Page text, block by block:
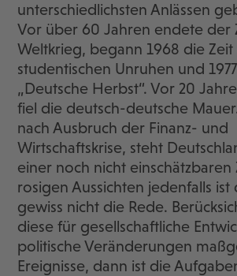
unterschiedlichsten Anlässen
Vor über 60 Jahren endete der
Weltkrieg, begann 1968 die
studentischen Unruhen und
„Deutsche Herbst“. Vor 20
fiel die deutsch-deutsche
nach Ausbruch der Finanz- und
Wirtschaftskrise, steht
einer noch nicht einschätzbaren
rosigen Aussichten jedenfalls ist
gewiss nicht die Rede.
diese für gesellschaftliche
politische Veränderungen
Ereignisse, dann ist die